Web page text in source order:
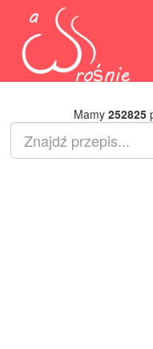
Mamy 252825